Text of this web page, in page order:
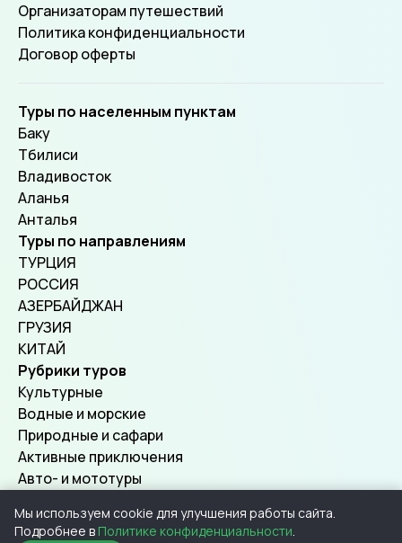
Организаторам путешествий
Политика конфиденциальности
Договор оферты
Туры по населенным пунктам
Баку
Тбилиси
Владивосток
Аланья
Анталья
Туры по направлениям
ТУРЦИЯ
РОССИЯ
АЗЕРБАЙДЖАН
ГРУЗИЯ
КИТАЙ
Рубрики туров
Культурные
Водные и морские
Природные и сафари
Активные приключения
Авто- и мототуры
© 2026, SuperTours.Все права защищены.
Мы используем cookie для улучшения работы сайта.
Подробнее в Политике конфиденциальности.